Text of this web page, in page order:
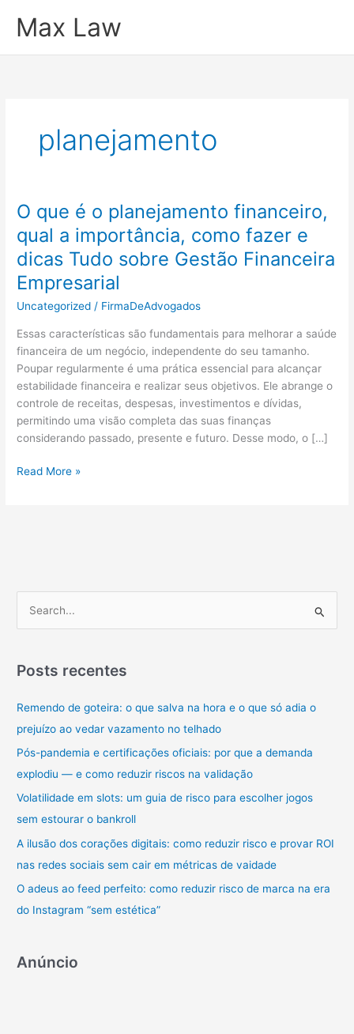
paraMax Law
planejamento
O que é o planejamento financeiro,
qual a importância, como fazer e
dicas Tudo sobre Gestão Financeira
Empresarial
Uncategorized / FirmaDeAdvogados
Essas características são fundamentais para melhorar a saúde
financeira de um negócio, independente do seu tamanho.
Poupar regularmente é uma prática essencial para alcançar
estabilidade financeira e realizar seus objetivos. Ele abrange o
controle de receitas, despesas, investimentos e dívidas,
permitindo uma visão completa das suas finanças
considerando passado, presente e futuro. Desse modo, o […]
O
a
importância,
como
e
dicas
sobre
Gestão
Financeira
Empresarial
Read More »
q
i
s
a
r
p
o
Posts recentes
Remendo de goteira: o que salva na hora e o que só adia o
prejuízo ao vedar vazamento no telhado
Pós-pandemia e certificações oficiais: por que a demanda
explodiu — e como reduzir riscos na validação
Volatilidade em slots: um guia de risco para escolher jogos
sem estourar o bankroll
A ilusão dos corações digitais: como reduzir risco e provar ROI
nas redes sociais sem cair em métricas de vaidade
O adeus ao feed perfeito: como reduzir risco de marca na era
do Instagram “sem estética”
Anúncio